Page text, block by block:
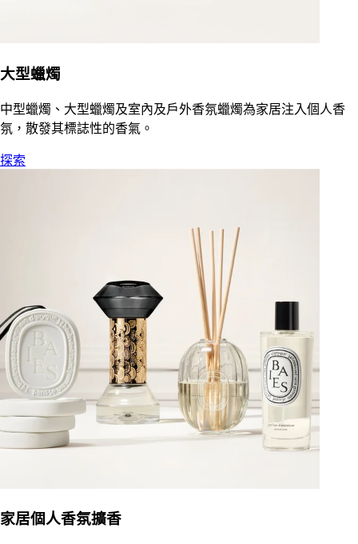
大型蠟燭
中型蠟燭、大型蠟燭及室內及戶外香氛蠟燭為家居注入個人香
氛，散發其標誌性的香氣。
探索
家居個人香氛擴香